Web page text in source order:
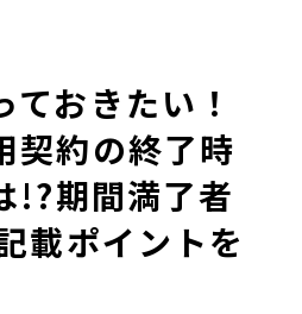
おきたい！
契約の終了時
!?期間満了者
載ポイントを